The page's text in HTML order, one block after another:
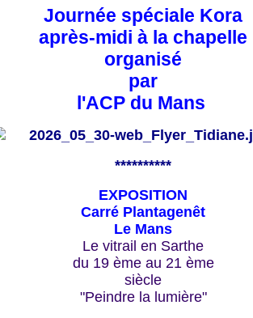
Journée spéciale Kora
après-midi à la chapelle
organisé
par
l'ACP du Mans
**********
EXPOSITION
Carré Plantagenêt
Le Mans
Le vitrail en Sarthe
du 19 ème au 21 ème
siècle
"Peindre la lumière"